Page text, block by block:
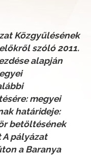
Közgyűlésének
szóló 2011.
alapján
megyei
határideje:
betöltésének
A pályázat
a Baranya